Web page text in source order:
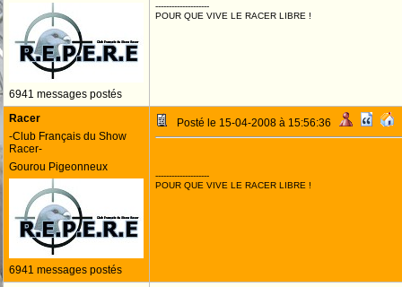
6941 messages postés
--------------------
POUR QUE VIVE LE RACER LIBRE !
Racer
-Club Français du Show
Racer-
Gourou Pigeonneux
6941 messages postés
Posté le 15-04-2008 à 15:56:36
--------------------
POUR QUE VIVE LE RACER LIBRE !